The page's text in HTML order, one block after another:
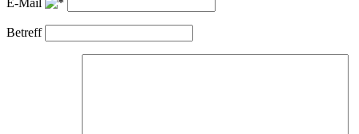
E-Mail
Betreff